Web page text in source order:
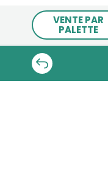
VENTE PAR
PALETTE